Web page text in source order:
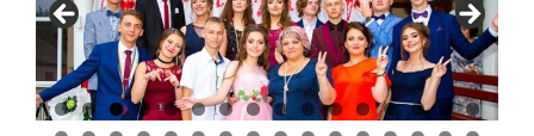
0 1 2 3 4 5
6